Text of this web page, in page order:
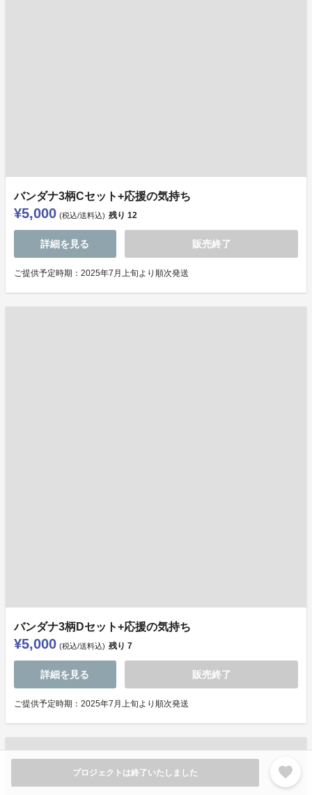
プロジェクトは終了いたしました favorite
バンダナ3柄Cセット+応援の気持ち
¥5,000 (税込/送料込) 残り 12
詳細を見る 販売終了
ご提供予定時期：2025年7月上旬より順次発送
バンダナ3柄Dセット+応援の気持ち
¥5,000 (税込/送料込) 残り 7
詳細を見る 販売終了
ご提供予定時期：2025年7月上旬より順次発送